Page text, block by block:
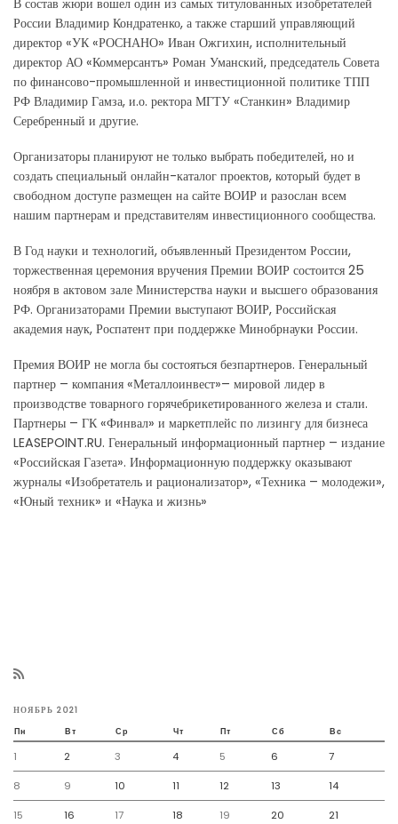
России Владимир Кондратенко, а также старший управляющий
директор «УК «РОСНАНО» Иван Ожгихин, исполнительный
директор АО «Коммерсантъ» Роман Уманский, председатель Совета
по финансово-промышленной и инвестиционной политике ТПП
РФ Владимир Гамза, и.о. ректора МГТУ «Станкин» Владимир
Серебренный и другие.
Организаторы планируют не только выбрать победителей, но и
создать специальный онлайн-каталог проектов, который будет в
свободном доступе размещен на сайте ВОИР и разослан всем
нашим партнерам и представителям инвестиционного сообщества.
В Год науки и технологий, объявленный Президентом России,
торжественная церемония вручения Премии ВОИР состоится 25
ноября в актовом зале Министерства науки и высшего образования
РФ. Организаторами Премии выступают ВОИР, Российская
академия наук, Роспатент при поддержке Минобрнауки России.
Премия ВОИР не могла бы состояться безпартнеров. Генеральный
партнер – компания «Металлоинвест»– мировой лидер в
производстве товарного горячебрикетированного железа и стали.
Партнеры – ГК «Финвал» и маркетплейс по лизингу для бизнеса
LEASEPOINT.RU. Генеральный информационный партнер – издание
«Российская Газета». Информационную поддержку оказывают
журналы «Изобретатель и рационализатор», «Техника – молодежи»,
«Юный техник» и «Наука и жизнь»
НОЯБРЬ 2021
Пн Вт Ср Чт Пт Сб Вс
1 2 3 4 5 6 7
8 9 10 11 12 13 14
15 16 17 18 19 20 21